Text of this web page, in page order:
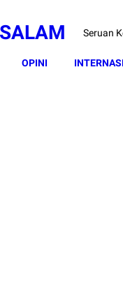
Seruan
OPINI